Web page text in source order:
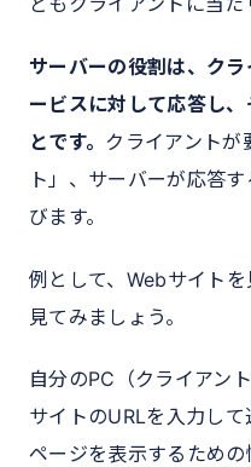
サーバーの役割は、ク
ービスに対して応答し
とです。 クライアントが
ト」、サーバーが応答
びます。
例として、Webサイト
見てみましょう。
自分のPC（クライアン
サイトのURLを入力し
ページを表示するため